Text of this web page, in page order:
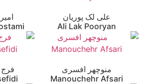
علی لک پوریان
Ali Lak Pooryan
منوچهر افسری
Manouchehr Afsari